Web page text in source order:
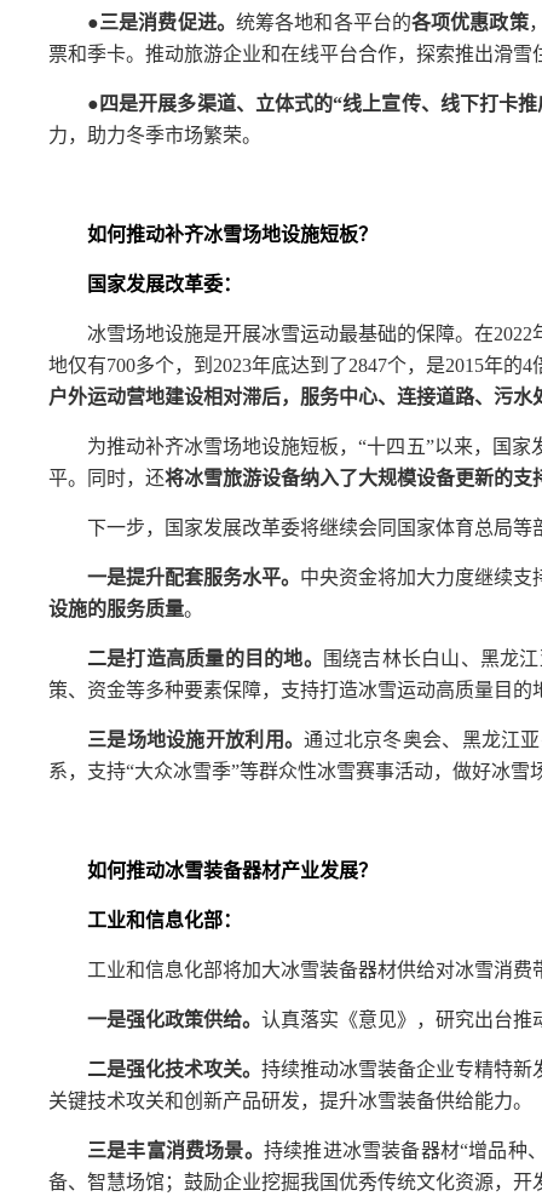
●三是消费促进。 统筹各地和各平台的各项优惠政策
票和季卡。推动旅游企业和在线平台合作，探索推出滑
●四是开展多渠道、立体式的“线上宣传、线下打卡推
力，助力冬季市场繁荣。
如何推动补齐冰雪场地设施短板？
国家发展改革委：
冰雪场地设施是开展冰雪运动最基础的保障。在
地仅有700多个，到2023年底达到了2847个，是2015年的
户外运动营地建设相对滞后，服务中心、连接道路、污
为推动补齐冰雪场地设施短板，“十四五”以来，国
平。同时，还将冰雪旅游设备纳入了大规模设备更新的支
下一步，国家发展改革委将继续会同国家体育总局
一是提升配套服务水平。 中央资金将加大力度继续支
设施的服务质量。
二是打造高质量的目的地。
围绕吉林长白山、黑龙
策、资金等多种要素保障，支持打造冰雪运动高质量目的
三是场地设施开放利用。通过北京冬奥会、黑龙江
系，支持“大众冰雪季”等群众性冰雪赛事活动，做好冰雪
如何推动冰雪装备器材产业发展？
工业和信息化部：
工业和信息化部将加大冰雪装备器材供给对冰雪消
一是强化政策供给。 认真落实《意见》，研究出台推
二是强化技术攻关。 持续推动冰雪装备企业专精特新
关键技术攻关和创新产品研发，提升冰雪装备供给能力。
三是丰富消费场景。 持续推进冰雪装备器材“增品种
备、智慧场馆；鼓励企业挖掘我国优秀传统文化资源，